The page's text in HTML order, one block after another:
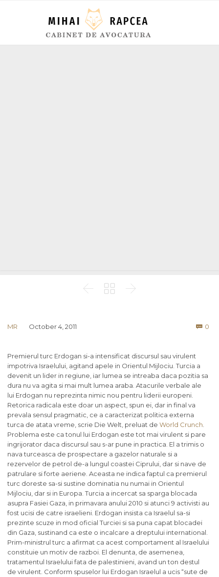
  
MR October 4, 2011  0
Premierul turc Erdogan si-a intensificat discursul sau virulent
impotriva Israelului, agitand apele in Orientul Mijlociu. Turcia a
devenit un lider in regiune, iar lumea se intreaba daca pozitia sa
dura nu va agita si mai mult lumea araba. Atacurile verbale ale
lui Erdogan nu reprezinta nimic nou pentru liderii europeni.
Retorica radicala este doar un aspect, spun ei, dar in final va
prevala sensul pragmatic, ce a caracterizat politica externa
turca de atata vreme, scrie Die Welt, preluat de World Crunch
Problema este ca tonul lui Erdogan este tot mai virulent si pare
ingrijorator daca discursul sau s-ar pune in practica. El a trimis o
nava turceasca de prospectare a gazelor naturale si a
rezervelor de petrol de-a lungul coastei Ciprului, dar si nave de
patrulare si forte aeriene. Aceasta ne indica faptul ca premierul
turc doreste sa-si sustine dominatia nu numai in Orientul
Mijlociu, dar si in Europa. Turcia a incercat sa sparga blocada
asupra Fasiei Gaza, in primavara anului 2010 si atunci 9 activisti au
fost ucisi de catre israelieni. Erdogan insista ca Israelul sa-si
prezinte scuze in mod oficial Turciei si sa puna capat blocadei
din Gaza, sustinand ca este o incalcare a dreptului international.
Prim-ministrul turc a afirmat ca acest comportament al Israelului
constituie un motiv de razboi. El denunta, de asemenea,
tratamentul Israelului fata de palestinieni, avand un ton destul
de virulent. Conform spuselor lui Erdogan Israelul a ucis “sute de